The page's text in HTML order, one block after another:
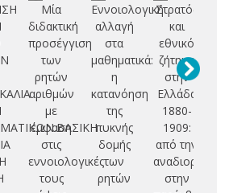
Μία
διδακτική
προσέγγιση
των
ρητών
αριθμών
με
έμφαση
στις
εννοιολογικές
τους
Εννοιολογική
αλλαγή
στα
μαθηματικά:
η
κατανόηση
της
πυκνής
δομής
των
ρητών
Στρατός
και
εθνικό
ζήτημα
στην
Ελλάδα
1880-
1909:
από την
στην